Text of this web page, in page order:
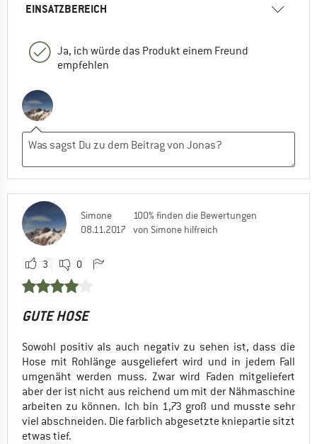
EINSATZBEREICH
Ja, ich würde das Produkt einem Freund
empfehlen
Simone
08.11.2017
100% finden die Bewertungen
von Simone hilfreich
3 0
GUTE HOSE
Sowohl positiv als auch negativ zu sehen ist, dass die
Hose mit Rohlänge ausgeliefert wird und in jedem Fall
umgenäht werden muss. Zwar wird Faden mitgeliefert
aber der ist nicht aus reichend um mit der Nähmaschine
arbeiten zu können. Ich bin 1,73 groß und musste sehr
viel abschneiden. Die farblich abgesetzte kniepartie sitzt
etwas tief.